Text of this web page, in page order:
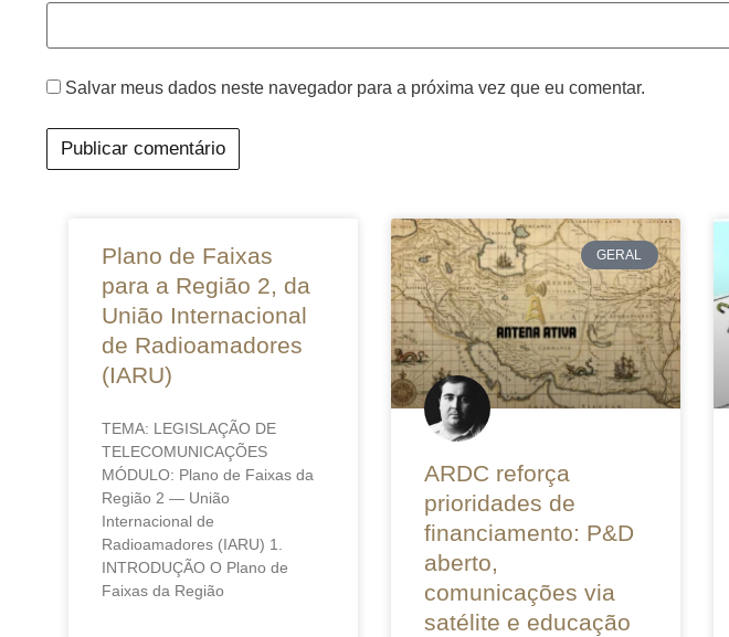
Salvar meus dados neste navegador para a próxima vez que eu comentar.
Plano de Faixas
para a Região 2, da
União Internacional
de Radioamadores
(IARU)
TEMA: LEGISLAÇÃO DE
TELECOMUNICAÇÕES
MÓDULO: Plano de Faixas da
Região 2 — União
Internacional de
Radioamadores (IARU) 1.
INTRODUÇÃO O Plano de
Faixas da Região
GERAL
ARDC reforça
prioridades de
financiamento: P&D
aberto,
comunicações via
satélite e educação